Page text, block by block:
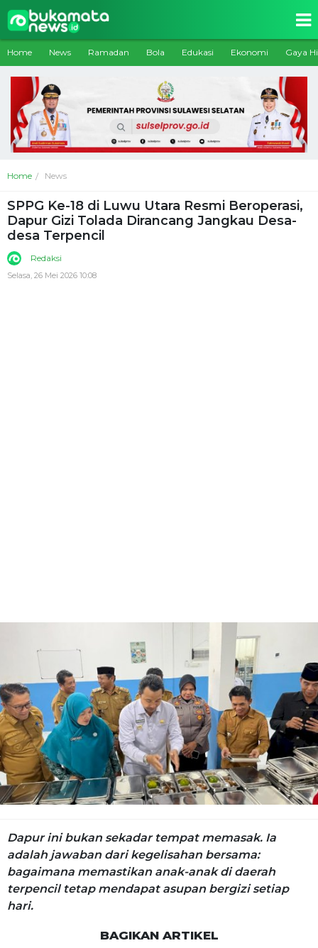
Home News Ramadan Bola Edukasi Ekonomi Gaya
Home News
SPPG Ke-18 di Luwu Utara Resmi Beroperasi,
Dapur Gizi Tolada Dirancang Jangkau Desa-
desa Terpencil
Redaksi
Selasa, 26 Mei 2026 10:08
Dapur ini bukan sekadar tempat memasak. Ia
adalah jawaban dari kegelisahan bersama:
bagaimana memastikan anak-anak di daerah
terpencil tetap mendapat asupan bergizi setiap
hari.
BAGIKAN ARTIKEL